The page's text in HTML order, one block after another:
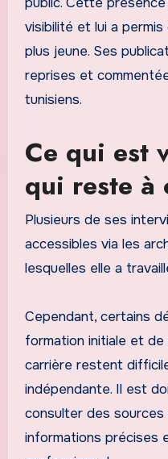
visibilité et lui a
plus jeune. Ses
reprises et
tunisiens.
Ce qui est
qui reste à
Plusieurs de ses
accessibles via les
lesquelles elle a
Cependant, certains
formation initiale et
carrière restent
indépendante. Il est
consulter des
informations précises